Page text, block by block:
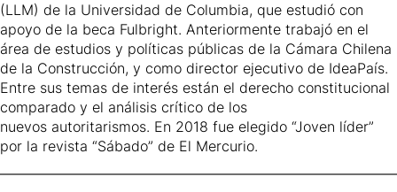
(LLM) de la Universidad de Columbia, que estudió con
apoyo de la beca Fulbright. Anteriormente trabajó en el
área de estudios y políticas públicas de la Cámara Chilena
de la Construcción, y como director ejecutivo de IdeaPaís.
Entre sus temas de interés están el derecho constitucional
comparado y el análisis crítico de los
nuevos autoritarismos. En 2018 fue elegido “Joven líder”
por la revista “Sábado” de El Mercurio.